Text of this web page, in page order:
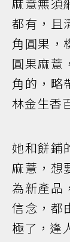
都有，且
角圓果，
圓果麻薏
角的，略
林金生香
她和餅鋪
麻薏，想
為新產品
信念，都
極了，逢